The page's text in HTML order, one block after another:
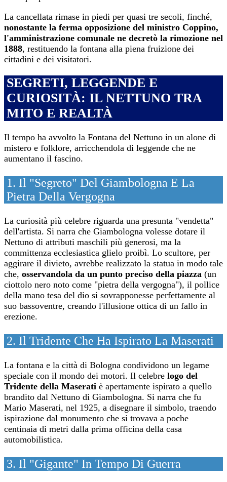
La cancellata rimase in piedi per quasi tre secoli, finché,
nonostante la ferma opposizione del ministro Coppino,
l'amministrazione comunale ne decretò la rimozione nel
1888, restituendo la fontana alla piena fruizione dei
cittadini e dei visitatori.
SEGRETI, LEGGENDE E
CURIOSITÀ: IL NETTUNO TRA
MITO E REALTÀ
Il tempo ha avvolto la Fontana del Nettuno in un alone di
mistero e folklore, arricchendola di leggende che ne
aumentano il fascino.
1. Il "Segreto" Del Giambologna E La
Pietra Della Vergogna
La curiosità più celebre riguarda una presunta "vendetta"
dell'artista. Si narra che Giambologna volesse dotare il
Nettuno di attributi maschili più generosi, ma la
committenza ecclesiastica glielo proibì. Lo scultore, per
aggirare il divieto, avrebbe realizzato la statua in modo tale
che, osservandola da un punto preciso della piazza (un
ciottolo nero noto come "pietra della vergogna"), il pollice
della mano tesa del dio si sovrapponesse perfettamente al
suo bassoventre, creando l'illusione ottica di un fallo in
erezione.
2. Il Tridente Che Ha Ispirato La Maserati
La fontana e la città di Bologna condividono un legame
speciale con il mondo dei motori. Il celebre logo del
Tridente della Maserati è apertamente ispirato a quello
brandito dal Nettuno di Giambologna. Si narra che fu
Mario Maserati, nel 1925, a disegnare il simbolo, traendo
ispirazione dal monumento che si trovava a poche
centinaia di metri dalla prima officina della casa
automobilistica.
3. Il "Gigante" In Tempo Di Guerra